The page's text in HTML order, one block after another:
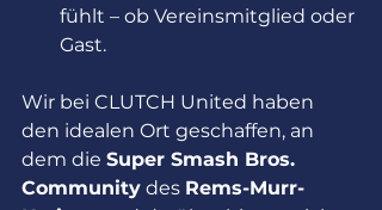
fühlt – ob Vereinsmitglied oder
Gast.
Wir bei CLUTCH United haben
den idealen Ort geschaffen, an
dem die Super Smash Bros.
Community des Rems-Murr-